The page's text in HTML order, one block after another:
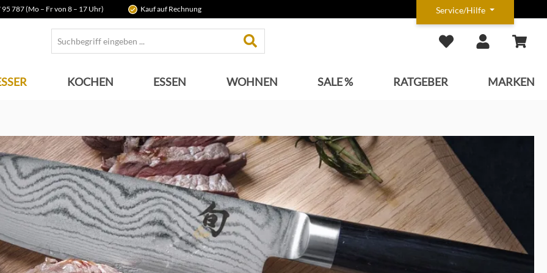
787 (Mo – Fr von 8 – 17 Uhr) Kauf auf Rechnung Service/Hilfe
KOCHEN ESSEN WOHNEN SALE % RATGEBER MARKEN